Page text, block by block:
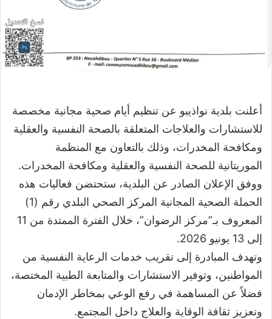
أعلنت بلدية نواذيبو عن تنظيم أيام صحية مجانية مخصصة
للاستشارات والعلاجات المتعلقة بالصحة النفسية والعقلية
ومكافحة المخدرات، وذلك بالتعاون مع المنظمة
الموريتانية للصحة النفسية والعقلية ومكافحة المخدرات.
ووفق الإعلان الصادر عن البلدية، ستحتضن فعاليات هذه
الحملة الصحية المجانية المركز الصحي البلدي رقم (1)
المعروف بـ”مركز الرضوان”، خلال الفترة الممتدة من 11
إلى 13 يونيو 2026.
وتهدف المبادرة إلى تقريب خدمات الرعاية النفسية من
المواطنين، وتوفير الاستشارات والمتابعة الطبية المختصة،
فضلاً عن المساهمة في رفع الوعي بمخاطر الإدمان
وتعزيز ثقافة الوقاية والعلاج داخل المجتمع.